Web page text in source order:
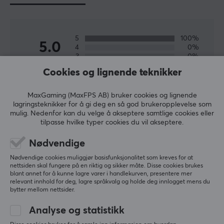
5.0
Basert på 1 vurdering
5
100%
4
0%
3
0%
1
SKRIV ANMELDELSE
Relevans
Alle anmeldelser
Henrik N
Verifisert kjøper
Level 24
OP Immortal
Passet perfekt, fint og fast. Og en fin farge!
Cookies og lignende teknikker
MaxGaming (MaxFPS AB) bruker cookies og lignende
lagringsteknikker for å gi deg en så god brukeropplevelse som
mulig. Nedenfor kan du velge å akseptere samtlige cookies eller
tilpasse hvilke typer cookies du vil akseptere.
Nødvendige
Nødvendige cookies muliggjør basisfunksjonalitet som kreves for at
nettsiden skal fungere på en riktig og sikker måte. Disse cookies brukes
blant annet for å kunne lagre varer i handlekurven, presentere mer
relevant innhold for deg, lagre språkvalg og holde deg innlogget mens du
bytter mellom nettsider.
Analyse og statistikk